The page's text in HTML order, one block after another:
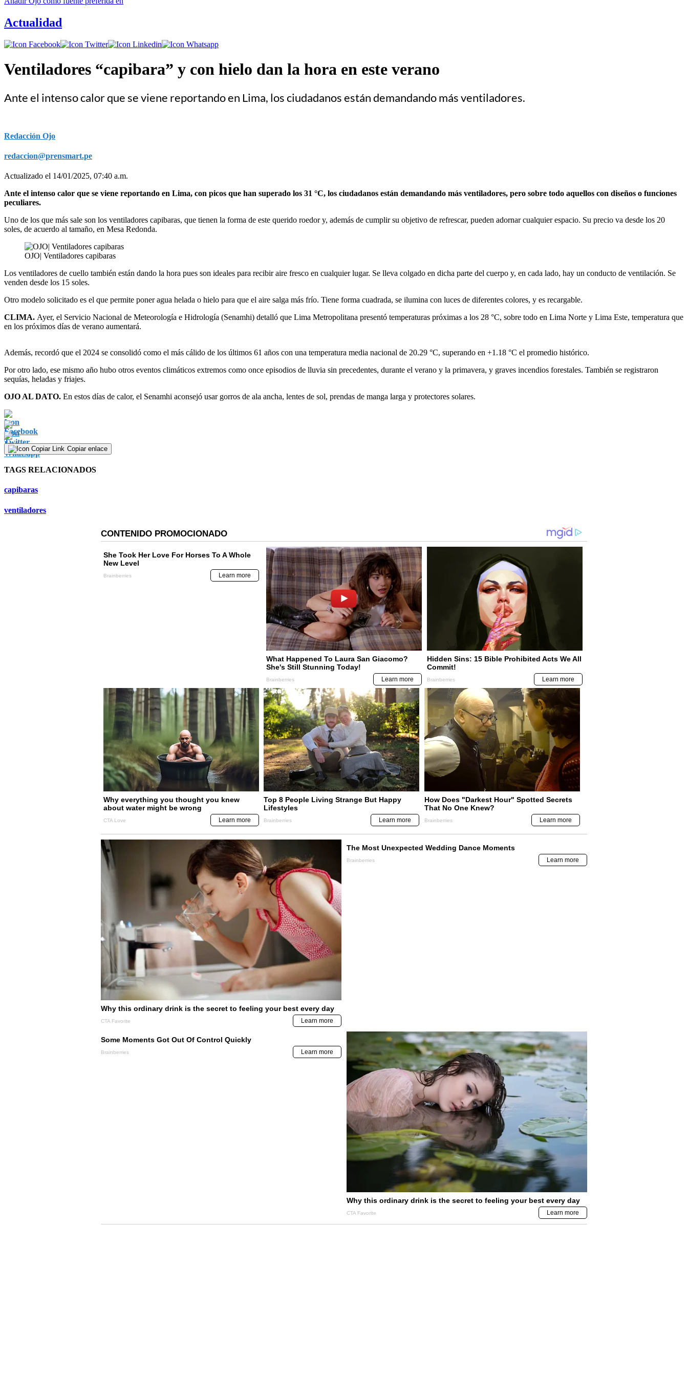
Actualidad
Ventiladores “capibara” y con hielo dan la hora en este verano
Ante el intenso calor que se viene reportando en Lima, los ciudadanos están demandando más ventiladores.
Redacción Ojo
redaccion@prensmart.pe
Actualizado el 14/01/2025, 07:40 a.m.
Ante el intenso calor que se viene reportando en Lima, con picos que han superado los 31 °C, los ciudadanos están demandando más ventiladores, pero sobre todo aquellos con diseños o funciones
peculiares.
Uno de los que más sale son los ventiladores capibaras, que tienen la forma de este querido roedor y, además de cumplir su objetivo de refrescar, pueden adornar cualquier espacio. Su precio va desde los 20
soles, de acuerdo al tamaño, en Mesa Redonda.
OJO| Ventiladores capibaras
Los ventiladores de cuello también están dando la hora pues son ideales para recibir aire fresco en cualquier lugar. Se lleva colgado en dicha parte del cuerpo y, en cada lado, hay un conducto de ventilación. Se
venden desde los 15 soles.
Otro modelo solicitado es el que permite poner agua helada o hielo para que el aire salga más frío. Tiene forma cuadrada, se ilumina con luces de diferentes colores, y es recargable.
CLIMA. Ayer, el Servicio Nacional de Meteorología e Hidrología (Senamhi) detalló que Lima Metropolitana presentó temperaturas próximas a los 28 °C, sobre todo en Lima Norte y Lima Este, temperatura que
en los próximos días de verano aumentará.
Además, recordó que el 2024 se consolidó como el más cálido de los últimos 61 años con una temperatura media nacional de 20.29 °C, superando en +1.18 °C el promedio histórico.
Por otro lado, ese mismo año hubo otros eventos climáticos extremos como once episodios de lluvia sin precedentes, durante el verano y la primavera, y graves incendios forestales. También se registraron
sequías, heladas y friajes.
OJO AL DATO. En estos días de calor, el Senamhi aconsejó usar gorros de ala ancha, lentes de sol, prendas de manga larga y protectores solares.
Copiar enlace
TAGS RELACIONADOS
capibaras
ventiladores